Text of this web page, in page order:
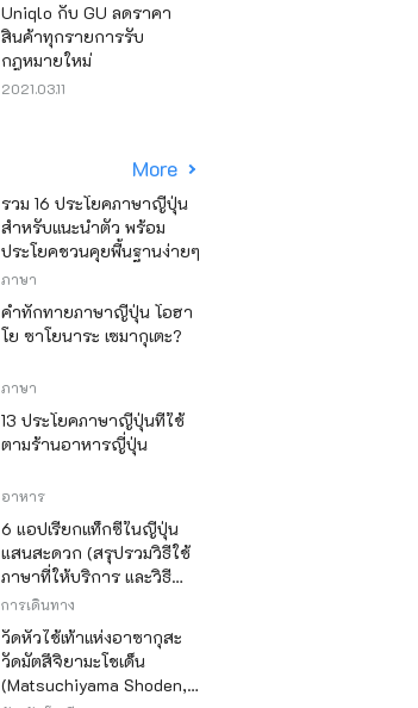
Uniqlo กับ GU ลดราคา
สินค้าทุกรายการรับ
กฎหมายใหม่
2021.03.11
More
รวม 16 ประโยคภาษาญี่ปุ่น
สำหรับแนะนำตัว พร้อม
ประโยคชวนคุยพื้นฐานง่ายๆ
ภาษา
คำทักทายภาษาญี่ปุ่น โอฮา
โย ซาโยนาระ เซมากุเตะ?
ภาษา
13 ประโยคภาษาญี่ปุ่นที่ใช้
ตามร้านอาหารญี่ปุ่น
อาหาร
6 แอปเรียกแท็กซี่ในญี่ปุ่น
แสนสะดวก (สรุปรวมวิธีใช้
ภาษาที่ให้บริการ และวิธี
ชำระเงิน)
การเดินทาง
วัดหัวไช้เท้าแห่งอาซากุสะ
วัดมัตสึจิยามะโชเด็น
(Matsuchiyama Shoden,